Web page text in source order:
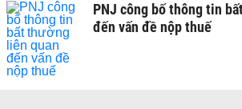
PNJ công bố thông tin
đến vấn đề nộp thuế